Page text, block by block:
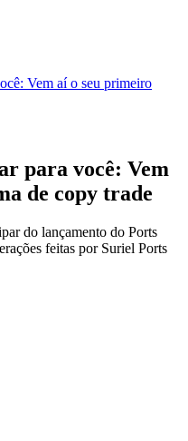
Vem aí o seu primeiro
para você: Vem
de copy trade
do lançamento do Ports
feitas por Suriel Ports